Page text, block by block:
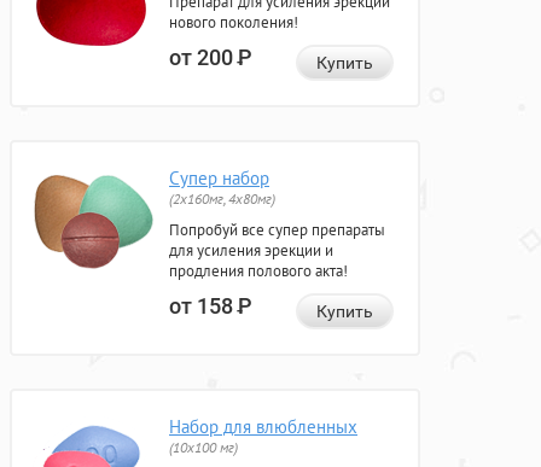
нового поколения!
от 200Р Купить
Супер набор
(2х160мг, 4х80мг)
Попробуй все супер препараты
для усиления эрекции и
продления полового акта!
от 158Р Купить
Набор для влюбленных
(10х100 мг)